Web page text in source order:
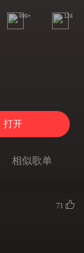
999+ 124
打开
相似歌单
71